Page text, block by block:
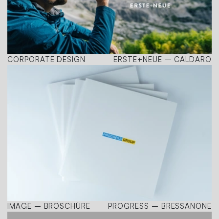
CORPORATE DESIGN ERSTE+NEUE – CALDARO
IMAGE – BROSCHÜRE PROGRESS – BRESSANONE